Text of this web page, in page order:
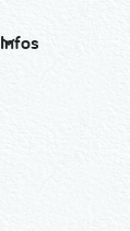
Infos